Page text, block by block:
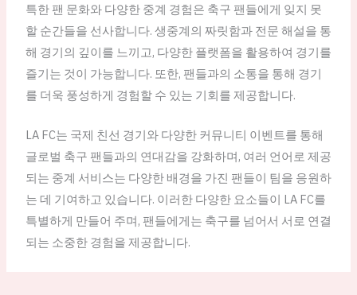
특한 팬 문화와 다양한 중계 경험은 축구 팬들에게 잊지 못
할 순간들을 선사합니다. 생중계의 짜릿함과 전문 해설을 통
해 경기의 깊이를 느끼고, 다양한 플랫폼을 활용하여 경기를
즐기는 것이 가능합니다. 또한, 팬들과의 소통을 통해 경기
를 더욱 풍성하게 경험할 수 있는 기회를 제공합니다.
LA FC는 국제 친선 경기와 다양한 커뮤니티 이벤트를 통해
글로벌 축구 팬들과의 연대감을 강화하며, 여러 언어로 제공
되는 중계 서비스는 다양한 배경을 가진 팬들이 팀을 응원하
는 데 기여하고 있습니다. 이러한 다양한 요소들이 LA FC를
특별하게 만들어 주며, 팬들에게는 축구를 넘어서 서로 연결
되는 소중한 경험을 제공합니다.